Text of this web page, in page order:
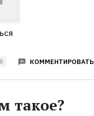
0 КОММЕНТИРОВАТЬ
такое?